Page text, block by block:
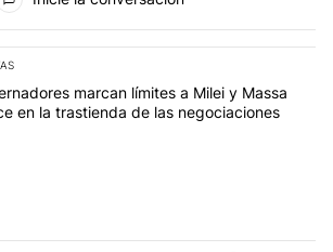
los artículos con más comentarios en los
con el título "Los gobernadores marcan
marcan límites a Milei y Massa
en la trastienda de las negociaciones
con el título "" con 6 comentarios.